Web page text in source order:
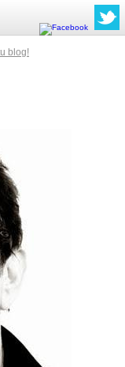
blog!